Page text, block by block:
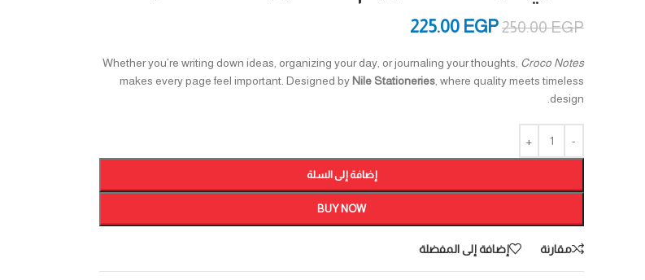
250.00EGP
225.00 EGP
Whether you’re writing down ideas, organizing your day, or journaling your thoughts, Croco Notes
makes every page feel important. Designed by Nile Stationeries , where quality meets timeless
design.
إضافة إلى السلة
BUY NOW
مقارنة إضافة إلى المفضلة